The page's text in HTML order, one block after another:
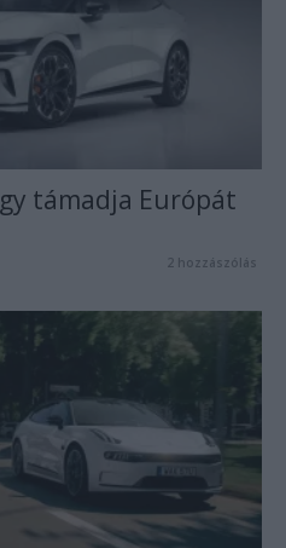
támadja Európát
2 hozzászólás